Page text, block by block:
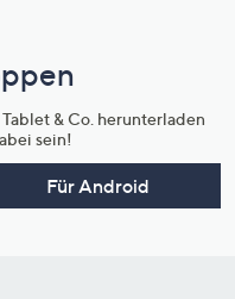
& Co. herunterladen
sein!
Für Android